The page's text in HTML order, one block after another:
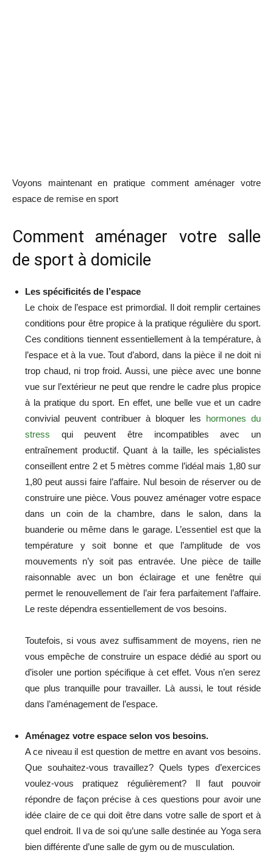
Voyons maintenant en pratique comment aménager votre
espace de remise en sport
Comment aménager votre salle
de sport à domicile
Les spécificités de l’espace
Le choix de l’espace est primordial. Il doit remplir certaines
conditions pour être propice à la pratique régulière du sport.
Ces conditions tiennent essentiellement à la température, à
l’espace et à la vue. Tout d’abord, dans la pièce il ne doit ni
trop chaud, ni trop froid. Aussi, une pièce avec une bonne
vue sur l’extérieur ne peut que rendre le cadre plus propice
à la pratique du sport. En effet, une belle vue et un cadre
convivial peuvent contribuer à bloquer les hormones du
stress qui peuvent être incompatibles avec un
entraînement productif. Quant à la taille, les spécialistes
conseillent entre 2 et 5 mètres comme l’idéal mais 1,80 sur
1,80 peut aussi faire l’affaire. Nul besoin de réserver ou de
construire une pièce. Vous pouvez aménager votre espace
dans un coin de la chambre, dans le salon, dans la
buanderie ou même dans le garage. L’essentiel est que la
température y soit bonne et que l’amplitude de vos
mouvements n’y soit pas entravée. Une pièce de taille
raisonnable avec un bon éclairage et une fenêtre qui
permet le renouvellement de l’air fera parfaitement l’affaire.
Le reste dépendra essentiellement de vos besoins.
Toutefois, si vous avez suffisamment de moyens, rien ne
vous empêche de construire un espace dédié au sport ou
d’isoler une portion spécifique à cet effet. Vous n’en serez
que plus tranquille pour travailler. Là aussi, le tout réside
dans l’aménagement de l’espace.
Aménagez votre espace selon vos besoins.
A ce niveau il est question de mettre en avant vos besoins.
Que souhaitez-vous travaillez? Quels types d’exercices
voulez-vous pratiquez régulièrement? Il faut pouvoir
répondre de façon précise à ces questions pour avoir une
idée claire de ce qui doit être dans votre salle de sport et à
quel endroit. Il va de soi qu’une salle destinée au Yoga sera
bien différente d’une salle de gym ou de musculation.